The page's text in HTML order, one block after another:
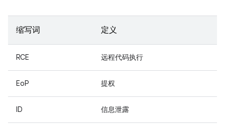
缩写词 定义
RCE 远程代码执行
EoP 提权
ID 信息泄露